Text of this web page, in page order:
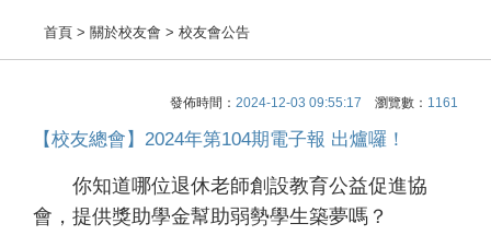
首頁 > 關於校友會 > 校友會公告
發佈時間： 2024-12-03 09:55:17 瀏覽數： 1161
【校友總會】2024年第104期電子報 出爐囉！
你知道哪位退休老師創設教育公益促進協
會，提供獎助學金幫助弱勢學生築夢嗎？